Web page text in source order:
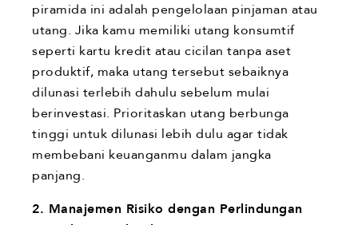
piramida ini adalah pengelolaan pinjaman atau
utang. Jika kamu memiliki utang konsumtif
seperti kartu kredit atau cicilan tanpa aset
produktif, maka utang tersebut sebaiknya
dilunasi terlebih dahulu sebelum mulai
berinvestasi. Prioritaskan utang berbunga
tinggi untuk dilunasi lebih dulu agar tidak
membebani keuanganmu dalam jangka
panjang.
2. Manajemen Risiko dengan Perlindungan